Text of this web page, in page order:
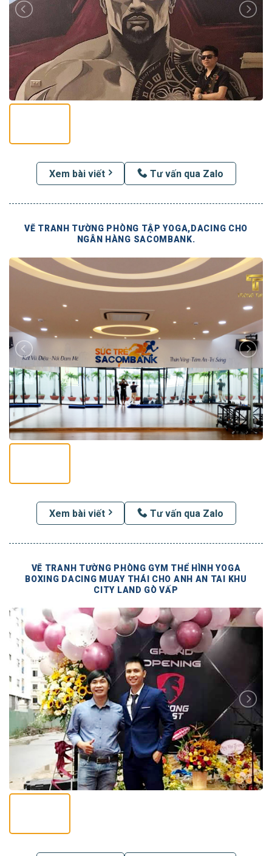
Xem bài viết Tư vấn qua Zalo
VẼ TRANH TƯỜNG PHÒNG TẬP YOGA,DACING CHO
NGÂN HÀNG SACOMBANK.
Xem bài viết Tư vấn qua Zalo
VẼ TRANH TƯỜNG PHÒNG GYM THỂ HÌNH YOGA
BOXING DACING MUAY THÁI CHO ANH AN TAI KHU
CITY LAND GÒ VẤP